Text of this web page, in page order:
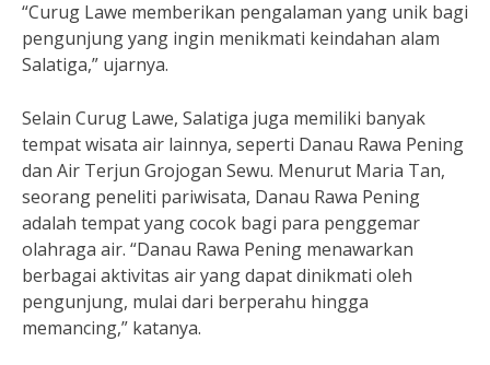
“Curug Lawe memberikan pengalaman yang unik bagi
pengunjung yang ingin menikmati keindahan alam
Salatiga,” ujarnya.
Selain Curug Lawe, Salatiga juga memiliki banyak
tempat wisata air lainnya, seperti Danau Rawa Pening
dan Air Terjun Grojogan Sewu. Menurut Maria Tan,
seorang peneliti pariwisata, Danau Rawa Pening
adalah tempat yang cocok bagi para penggemar
olahraga air. “Danau Rawa Pening menawarkan
berbagai aktivitas air yang dapat dinikmati oleh
pengunjung, mulai dari berperahu hingga
memancing,” katanya.